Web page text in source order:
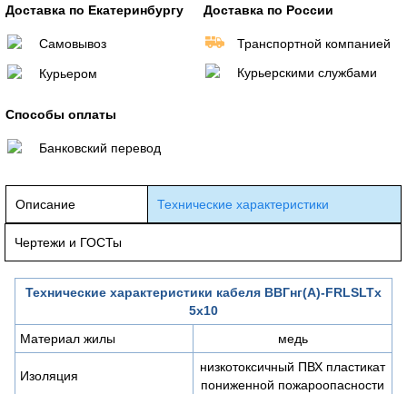
Доставка по Екатеринбургу
Самовывоз
Курьером
Доставка по России
Транспортной компанией
Курьерскими службами
Способы оплаты
Банковский перевод
Описание Технические характеристики
Чертежи и ГОСТы
Технические характеристики кабеля ВВГнг(A)-FRLSLTx
5х10
Материал жилы
медь
Изоляция
низкотоксичный ПВХ пластикат
пониженной пожароопасности